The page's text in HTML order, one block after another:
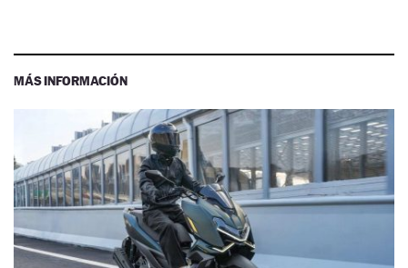
MÁS INFORMACIÓN